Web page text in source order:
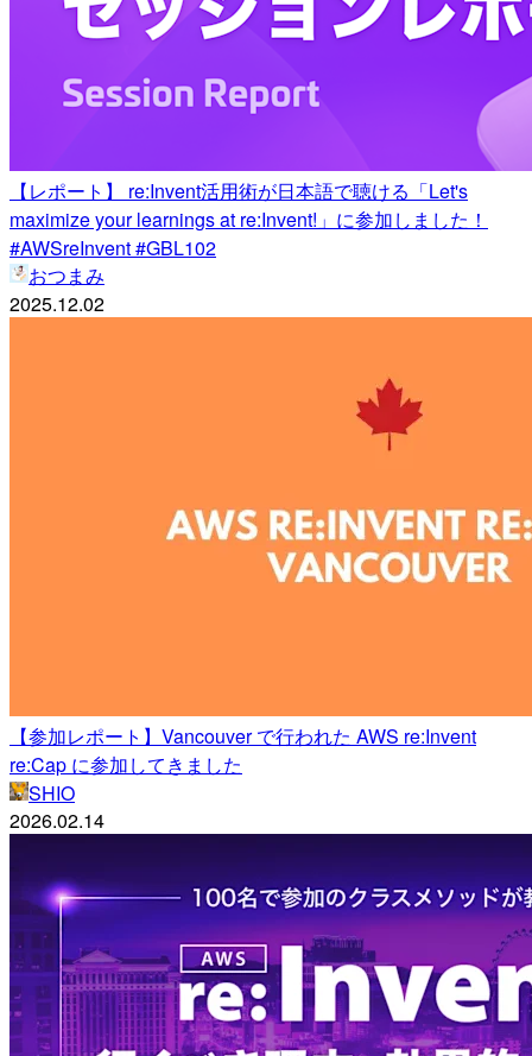
【レポート】 re:Invent活用術が日本語で聴ける「Let's
maximize your learnings at re:Invent!」に参加しました！
#AWSreInvent #GBL102
おつまみ
2025.12.02
【参加レポート】Vancouver で行われた AWS re:Invent
re:Cap に参加してきました
SHIO
2026.02.14